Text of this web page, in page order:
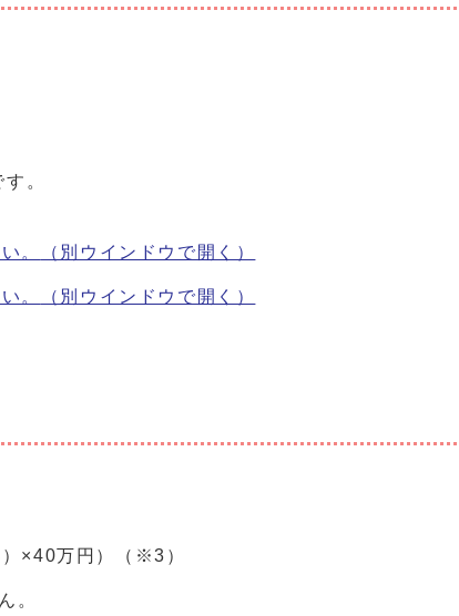
。
。 （別ウインドウで開く）
。 （別ウインドウで開く）
×40万円）（※3）
。